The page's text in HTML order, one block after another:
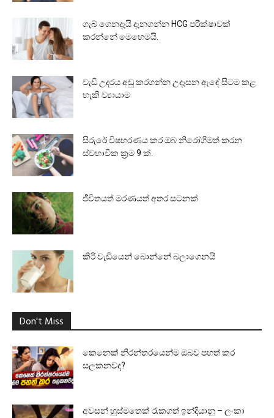
ගැබ් ගෙනදැයි දැනගන්න HCG පරීක්ෂාවක්
කරන්නේ මෙහෙමයි.
වැඩි උදරය අඩු කරගන්න උදෑසන ඇඳේ සිටම කළ
හැකි ව්‍යායාම
සිරුරේ විෂහරණය කර ඔබ නිරෝගීමත් කරන
ස්වභාවික ක්‍රම 9 ක්.
ජීවිතයත් මරණයත් අතර සටනක්
කිරි වැඩියෙන් බොන්නේ බලාගෙනයි
Don't Miss
කෙනෙක් නිරන්තරයෙන්ම ඔබව පහත් කර
සලකනවද?
අවසන් හුස්මතෙක් රැකගත් ඉන්දියානු – ලංකා